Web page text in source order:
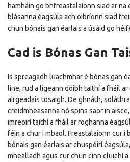
hamháin go bhfreastalaíonn siad ar na
blásanna éagsúla ach oibríonn siad
chun bónais gan éarlais a úsáid go
Cad is Bónas Gan
Is spreagadh luachmhar é bónas gan
líne, rud a ligeann dóibh taithí a fháil
airgeadais tosaigh. De ghnáth,
creidmheasanna nó spins saor in
imreoirí taithí a fháil ar roghanna
féin a chur i mbaol. Freastalaíonn cur i
bónais gan éarlais ar chuspóirí
mhealladh agus cur chun cinn cluichí